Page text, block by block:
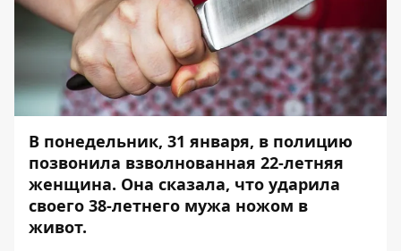
В понедельник, 31 января, в полицию
позвонила взволнованная 22-летняя
женщина. Она сказала, что ударила
своего 38-летнего мужа ножом в
живот.